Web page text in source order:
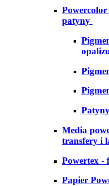
patyny
Media
transfery i
Powertex -
Papier